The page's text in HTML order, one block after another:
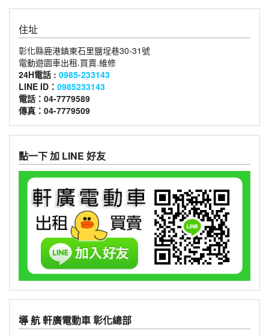
住址
彰化縣鹿港鎮東石里鹽埕巷30-31號
電動遊園車出租.買賣.維修
24H電話 : 0985-233143
LINE ID： 0985233143
電話：04-7779589
傳真：04-7779509
點一下 加 LINE 好友
導 航 軒廣電動車 彰化總部